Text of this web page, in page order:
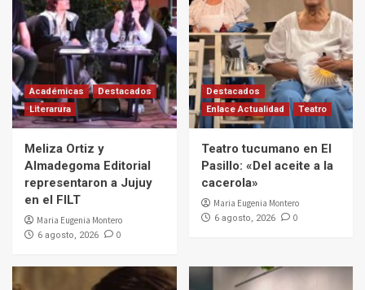
Académicas
Destacados
Literarura
Meliza Ortiz y
Almadegoma Editorial
representaron a Jujuy
en el FILT
Maria Eugenia Montero
6 agosto, 2026 0
Destacados
Enlace Actualidad
Teatro
Teatro tucumano en El
Pasillo: «Del aceite a la
cacerola»
Maria Eugenia Montero
6 agosto, 2026 0